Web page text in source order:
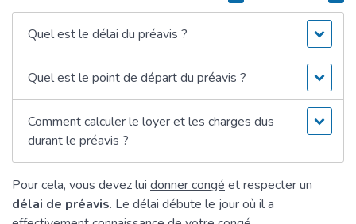
Quel est le délai du préavis ?
Quel est le point de départ du préavis ?
Comment calculer le loyer et les charges dus
durant le préavis ?
Pour cela, vous devez lui donner congé et respecter un
délai de préavis. Le délai débute le jour où il a